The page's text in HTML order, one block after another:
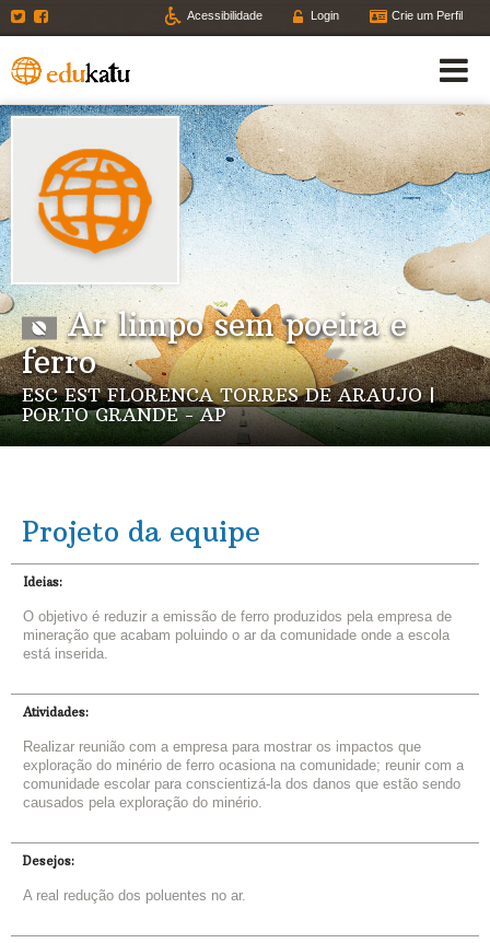
Twitter Acessibilidade Login Crie um Perfil
Ar limpo sem poeira e
ferro
ESC EST FLORENCA TORRES DE ARAUJO |
PORTO GRANDE - AP
Projeto da equipe
Ideias:
O objetivo é reduzir a emissão de ferro produzidos pela empresa de
mineração que acabam poluindo o ar da comunidade onde a escola
está inserida.
Atividades:
Realizar reunião com a empresa para mostrar os impactos que
exploração do minério de ferro ocasiona na comunidade; reunir com a
comunidade escolar para conscientizá-la dos danos que estão sendo
causados pela exploração do minério.
Desejos:
A real redução dos poluentes no ar.